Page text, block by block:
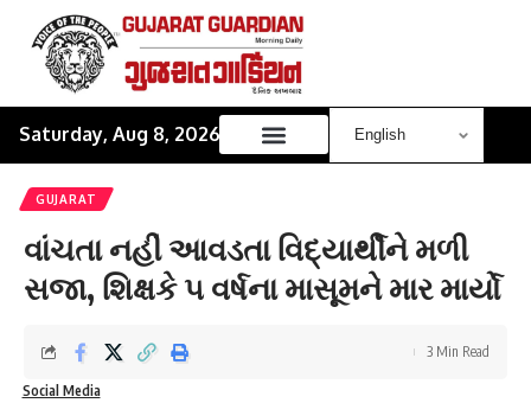
Saturday, Aug 8, 2026
GUJARAT
વાંચતા નહીં આવડતા વિદ્યાર્થીને મળી
સજા, શિક્ષકે ૫ વર્ષના માસૂમને માર માર્યો
Social Media
3 Min Read